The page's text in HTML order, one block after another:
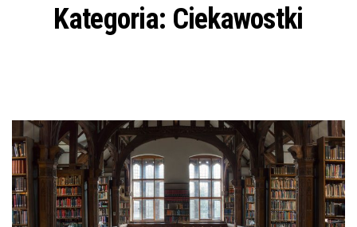
Kategoria: Ciekawostki